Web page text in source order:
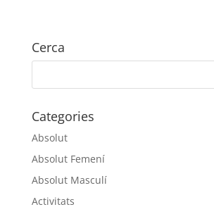
Cerca
Categories
Absolut
Absolut Femení
Absolut Masculí
Activitats